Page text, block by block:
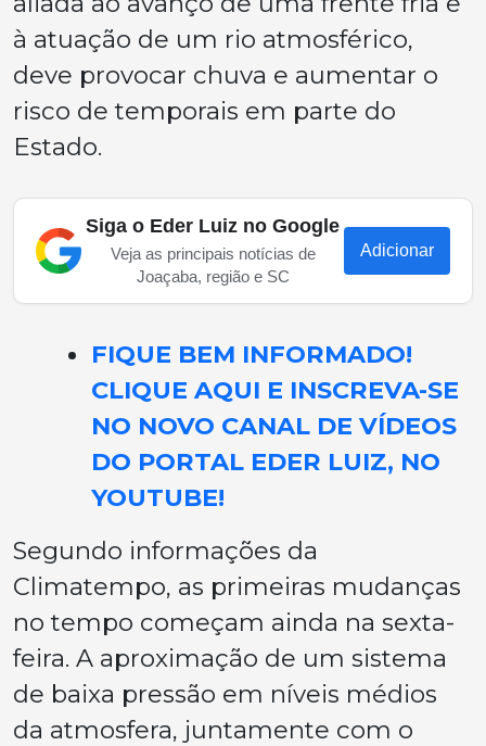
à atuação de um rio atmosférico,
deve provocar chuva e aumentar o
risco de temporais em parte do
Estado.
Siga o Eder Luiz no Google
Veja as principais notícias de
Joaçaba, região e SC
Adicionar
FIQUE BEM INFORMADO!
CLIQUE AQUI E INSCREVA-SE
NO NOVO CANAL DE VÍDEOS
DO PORTAL EDER LUIZ, NO
YOUTUBE!
Segundo informações da
Climatempo, as primeiras mudanças
no tempo começam ainda na sexta-
feira. A aproximação de um sistema
de baixa pressão em níveis médios
da atmosfera, juntamente com o